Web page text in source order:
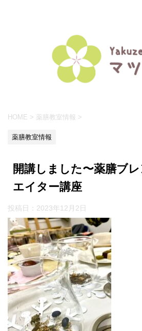
HOME > 薬膳教室情報 >
薬膳教室情報
開講しました〜薬膳ブ
エイター講座
投稿日： 2023年12月2日